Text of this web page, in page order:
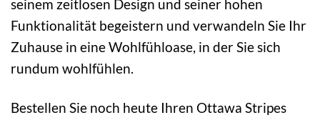
seinem zeitlosen Design und seiner hohen
Funktionalität begeistern und verwandeln Sie Ihr
Zuhause in eine Wohlfühloase, in der Sie sich
rundum wohlfühlen.
Bestellen Sie noch heute Ihren Ottawa Stripes